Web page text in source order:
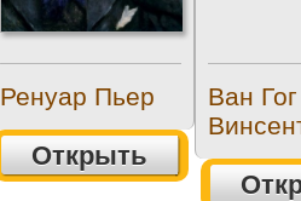
Ренуар Пьер
Открыть
Ван Гог